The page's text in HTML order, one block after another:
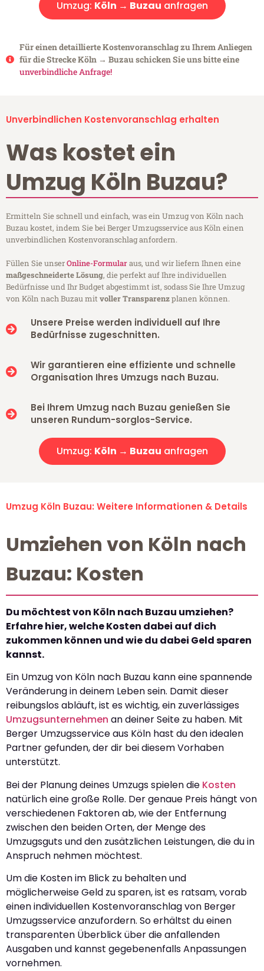
Umzug: Köln → Buzau anfragen
Für einen detaillierte Kostenvoranschlag zu Ihrem Anliegen
für die Strecke Köln → Buzau schicken Sie uns bitte eine
unverbindliche Anfrage!
Unverbindlichen Kostenvoranschlag erhalten
Was kostet ein
Umzug Köln Buzau?
Ermitteln Sie schnell und einfach, was ein Umzug von Köln nach
Buzau kostet, indem Sie bei Berger Umzugsservice aus Köln einen
unverbindlichen Kostenvoranschlag anfordern.
Füllen Sie unserOnline-Formularaus, und wir liefern Ihnen eine
maßgeschneiderte Lösung, die perfekt auf Ihre individuellen
Bedürfnisse und Ihr Budget abgestimmt ist, sodass Sie Ihre Umzug
von Köln nach Buzau mitvoller Transparenzplanen können.
Unsere Preise werden individuell auf Ihre
Bedürfnisse zugeschnitten.
Wir garantieren eine effiziente und schnelle
Organisation Ihres Umzugs nach Buzau.
Bei Ihrem Umzug nach Buzau genießen Sie
unseren Rundum-sorglos-Service.
Umzug: Köln → Buzau anfragen
Umzug Köln Buzau: Weitere Informationen & Details
Umziehen von Köln nach
Buzau: Kosten
Du möchtest von Köln nach Buzau umziehen?
Erfahre hier, welche Kosten dabei auf dich
zukommen können und wie du dabei Geld sparen
kannst.
Ein Umzug von Köln nach Buzau kann eine spannende
Veränderung in deinem Leben sein. Damit dieser
reibungslos abläuft, ist es wichtig, ein zuverlässiges
Umzugsunternehmen an deiner Seite zu haben. Mit
Berger Umzugsservice aus Köln hast du den idealen
Partner gefunden, der dir bei diesem Vorhaben
unterstützt.
Bei der Planung deines Umzugs spielen die Kosten
natürlich eine große Rolle. Der genaue Preis hängt von
verschiedenen Faktoren ab, wie der Entfernung
zwischen den beiden Orten, der Menge des
Umzugsguts und den zusätzlichen Leistungen, die du in
Anspruch nehmen möchtest.
Um die Kosten im Blick zu behalten und
möglicherweise Geld zu sparen, ist es ratsam, vorab
einen individuellen Kostenvoranschlag von Berger
Umzugsservice anzufordern. So erhältst du einen
transparenten Überblick über die anfallenden
Ausgaben und kannst gegebenenfalls Anpassungen
vornehmen.